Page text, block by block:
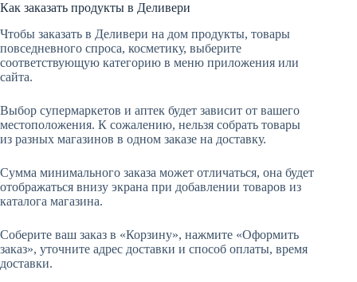
Как заказать продукты в Деливери
Чтобы заказать в Деливери на дом продукты, товары
повседневного спроса, косметику, выберите
соответствующую категорию в меню приложения или
сайта.
Выбор супермаркетов и аптек будет зависит от вашего
местоположения. К сожалению, нельзя собрать товары
из разных магазинов в одном заказе на доставку.
Сумма минимального заказа может отличаться, она будет
отображаться внизу экрана при добавлении товаров из
каталога магазина.
Соберите ваш заказ в «Корзину», нажмите «Оформить
заказ», уточните адрес доставки и способ оплаты, время
доставки.